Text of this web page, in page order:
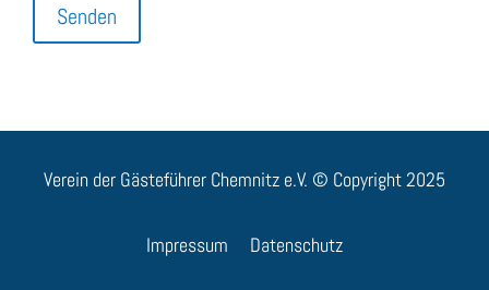
Senden
Verein der Gästeführer Chemnitz e.V. © Copyright 2025
Impressum Datenschutz